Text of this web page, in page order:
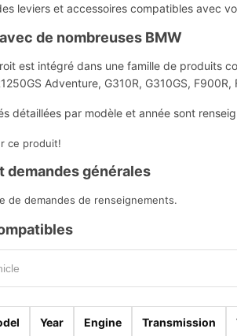
leviers et accessoires compatibles avec
de nombreuses BMW
est intégré dans une famille de produits
Adventure, G310R, G310GS,
détaillées par modèle et année sont
ce produit!
demandes générales
de demandes de renseignements.
Year Engine Transmission